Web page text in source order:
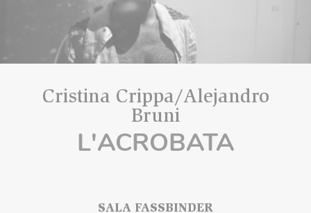
Cristina Crippa/Alejandro
Bruni
L'ACROBATA
SALA FASSBINDER